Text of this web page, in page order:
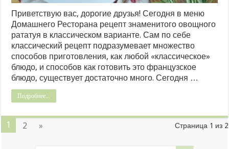
Приветствую вас, дорогие друзья! Сегодня в меню
Домашнего Ресторана рецепт знаменитого овощного
рататуя в классическом варианте. Сам по себе
классический рецепт подразумевает множество
способов приготовления, как любой «классическое»
блюдо, и способов как готовить это французское
блюдо, существует достаточно много. Сегодня …
Подробнее...
Страница 1 из 2
1 2 »